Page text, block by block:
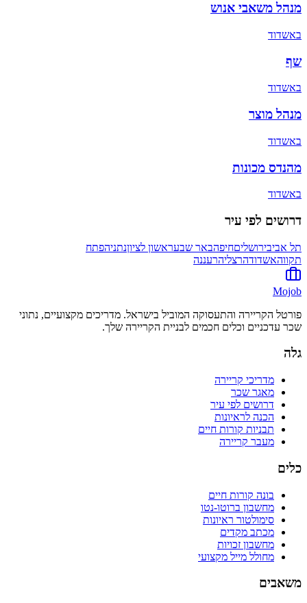
מנהל משאבי אנוש
באשדוד
שף
באשדוד
מנהל מוצר
באשדוד
מהנדס מכונות
באשדוד
דרושים לפי עיר
תל אביבירושליםחיפהבאר שבעראשון לציוןנתניהפתח
תקווהאשדודהרצליהרעננה
Mojob
פורטל הקריירה והתעסוקה המוביל בישראל. מדריכים מקצועיים, נתוני
שכר עדכניים וכלים חכמים לבניית הקריירה שלך.
גלה
מדריכי קריירה
מאגר שכר
דרושים לפי עיר
הכנה לראיונות
תבניות קורות חיים
מעבר קריירה
כלים
בונה קורות חיים
מחשבון ברוטו-נטו
סימולטור ראיונות
מכתב מקדים
מחשבון זכויות
מחולל מייל מקצועי
משאבים